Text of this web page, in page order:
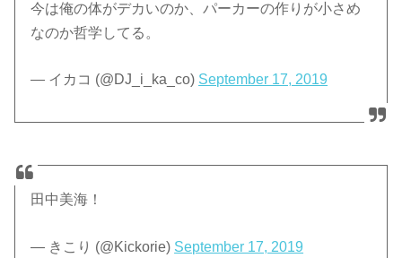
今は俺の体がデカいのか、パーカーの作りが小さめ
なのか哲学してる。
— イカコ (@DJ_i_ka_co) September 17, 2019
田中美海！
— きこり (@Kickorie) September 17, 2019